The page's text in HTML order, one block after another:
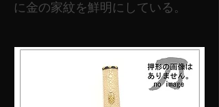
に金の家紋を鮮明にしている。